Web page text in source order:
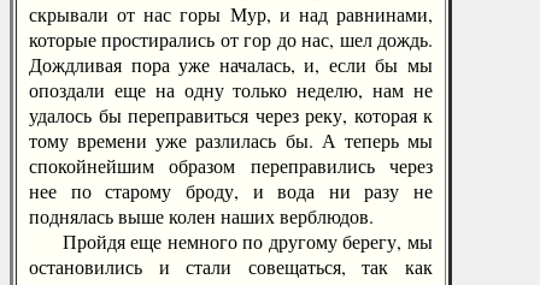
скрывали от нас горы Мур, и над равнинами,
которые простирались от гор до нас, шел дождь.
Дождливая пора уже началась, и, если бы мы
опоздали еще на одну только неделю, нам не
удалось бы переправиться через реку, которая к
тому времени уже разлилась бы. А теперь мы
спокойнейшим образом переправились через
нее по старому броду, и вода ни разу не
поднялась выше колен наших верблюдов.
Пройдя еще немного по другому берегу, мы
остановились и стали совещаться, так как